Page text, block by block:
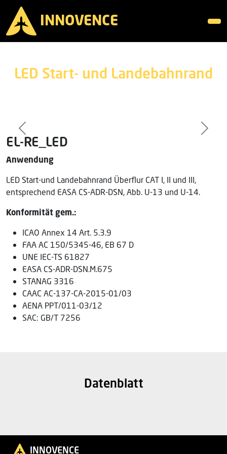
INNOVENCE
LED Start- und Landebahnrand
Previous Next
EL-RE_LED
Anwendung
LED Start-und Landebahnrand Überflur CAT I, II und III,
entsprechend EASA CS-ADR-DSN, Abb. U-13 und U-14.
Konformität gem.:
ICAO Annex 14 Art. 5.3.9
FAA AC 150/5345-46, EB 67 D
UNE IEC-TS 61827
EASA CS-ADR-DSN.M.675
STANAG 3316
CAAC AC-137-CA-2015-01/03
AENA PPT/011-03/12
SAC: GB/T 7256
Datenblatt
INNOVENCE